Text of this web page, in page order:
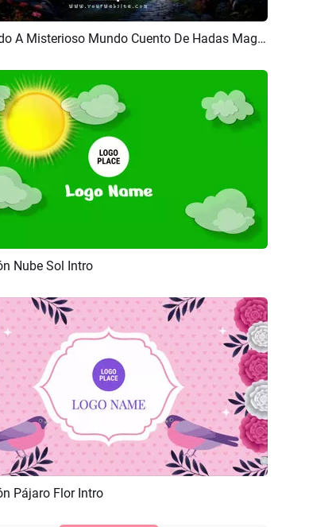
Previsualizar Crear IA Bienvenido A Misterioso Mundo Cuento De Hadas Magia Canal Youtube Intro Outro
Previsualizar
Nube Sol Intro
Previsualizar
Pájaro Flor Intro